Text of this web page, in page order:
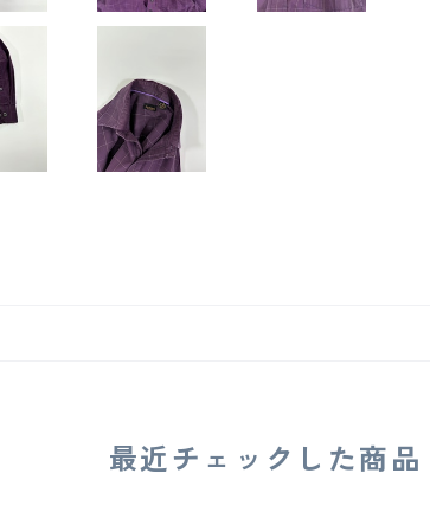
最近チェックした商品